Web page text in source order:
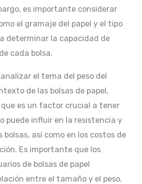
es importante considerar
el gramaje del papel y el tipo
determinar la capacidad de
cada bolsa.
el tema del peso del
de las bolsas de papel,
es un factor crucial a tener
puede influir en la resistencia y
bolsas, así como en los costos de
Es importante que los
de bolsas de papel
entre el tamaño y el peso,